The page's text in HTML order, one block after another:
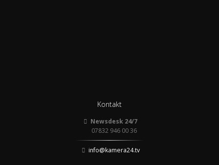
Kontakt
Newsdesk 24/7
07832 946 00 36
info@kamera24.tv